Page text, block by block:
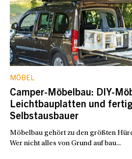
MÖBEL
Camper-Möbelbau: DIY-
Leichtbauplatten und
Selbstausbauer
Möbelbau gehört zu den größten
Wer nicht alles von Grund auf bau...